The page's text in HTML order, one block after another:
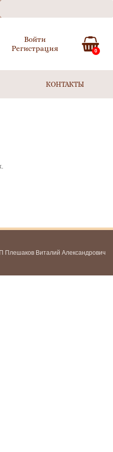
Войти
Регистрация
0
КОНТАКТЫ
Плешаков Виталий Александрович